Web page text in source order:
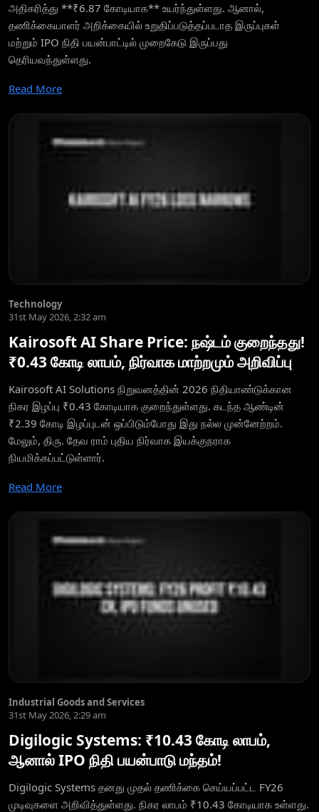
அதிகரித்து **₹6.87 கோடியாக** உயர்ந்துள்ளது. ஆனால்,
தணிக்கையாளர் அறிக்கையில் உறுதிப்படுத்தப்படாத இருப்புகள்
மற்றும் IPO நிதி பயன்பாட்டில் முறைகேடு இருப்பது
தெரியவந்துள்ளது.
Read More
Technology
31st May 2026, 2:32 am
Kairosoft AI Share Price: நஷ்டம் குறைந்தது!
₹0.43 கோடி லாபம், நிர்வாக மாற்றமும் அறிவிப்பு
Kairosoft AI Solutions நிறுவனத்தின் 2026 நிதியாண்டுக்கான
நிகர இழப்பு ₹0.43 கோடியாக குறைந்துள்ளது. கடந்த ஆண்டின்
₹2.39 கோடி இழப்புடன் ஒப்பிடும்போது இது நல்ல முன்னேற்றம்.
மேலும், திரு. தேவ ராம் புதிய நிர்வாக இயக்குநராக
நியமிக்கப்பட்டுள்ளார்.
Read More
Industrial Goods and Services
31st May 2026, 2:29 am
Digilogic Systems: ₹10.43 கோடி லாபம்,
ஆனால் IPO நிதி பயன்பாடு மந்தம்!
Digilogic Systems தனது முதல் தணிக்கை செய்யப்பட்ட FY26
முடிவுகளை அறிவித்துள்ளது. நிகர லாபம் ₹10.43 கோடியாக உள்ளது.